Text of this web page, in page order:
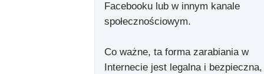
Facebooku lub w innym kanale
społecznościowym.
Co ważne, ta forma zarabiania w
Internecie jest legalna i bezpieczna,